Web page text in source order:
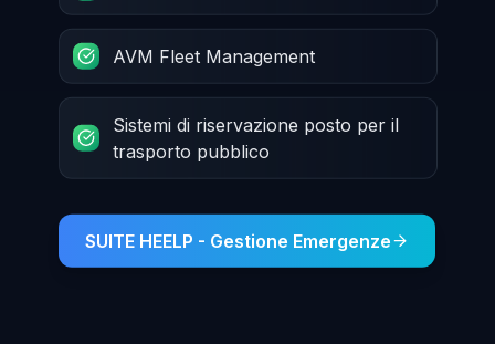
AVM Fleet Management
Sistemi di riservazione posto per il
trasporto pubblico
SUITE HEELP - Gestione Emergenze